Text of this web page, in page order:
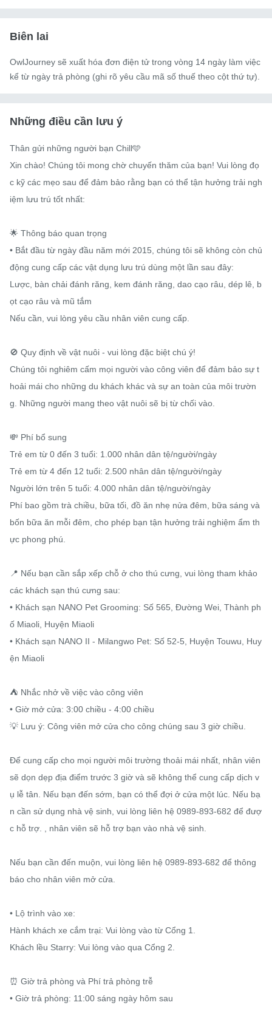
Biên lai
OwlJourney sẽ xuất hóa đơn điện tử trong vòng 14 ngày làm việc
kể từ ngày trả phòng (ghi rõ yêu cầu mã số thuế theo cột thứ tự).
Những điều cần lưu ý
Thân gửi những người bạn Chill🩵
Xin chào! Chúng tôi mong chờ chuyến thăm của bạn! Vui lòng đọ
c kỹ các mẹo sau để đảm bảo rằng bạn có thể tận hưởng trải ngh
iệm lưu trú tốt nhất:
🌟 Thông báo quan trọng
• Bắt đầu từ ngày đầu năm mới 2015, chúng tôi sẽ không còn chủ
động cung cấp các vật dụng lưu trú dùng một lần sau đây:
Lược, bàn chải đánh răng, kem đánh răng, dao cạo râu, dép lê, b
ọt cạo râu và mũ tắm
Nếu cần, vui lòng yêu cầu nhân viên cung cấp.
🚫 Quy định về vật nuôi - vui lòng đặc biệt chú ý!
Chúng tôi nghiêm cấm mọi người vào công viên để đảm bảo sự t
hoải mái cho những du khách khác và sự an toàn của môi trườn
g. Những người mang theo vật nuôi sẽ bị từ chối vào.
💸 Phí bổ sung
Trẻ em từ 0 đến 3 tuổi: 1.000 nhân dân tệ/người/ngày
Trẻ em từ 4 đến 12 tuổi: 2.500 nhân dân tệ/người/ngày
Người lớn trên 5 tuổi: 4.000 nhân dân tệ/người/ngày
Phí bao gồm trà chiều, bữa tối, đồ ăn nhẹ nửa đêm, bữa sáng và
bốn bữa ăn mỗi đêm, cho phép bạn tận hưởng trải nghiệm ẩm th
ực phong phú.
📍 Nếu bạn cần sắp xếp chỗ ở cho thú cưng, vui lòng tham khảo
các khách sạn thú cưng sau:
• Khách sạn NANO Pet Grooming: Số 565, Đường Wei, Thành ph
ố Miaoli, Huyện Miaoli
• Khách sạn NANO II - Milangwo Pet: Số 52-5, Huyện Touwu, Huy
ện Miaoli
⛺️ Nhắc nhở về việc vào công viên
• Giờ mở cửa: 3:00 chiều - 4:00 chiều
💡 Lưu ý: Công viên mở cửa cho công chúng sau 3 giờ chiều.
Để cung cấp cho mọi người môi trường thoải mái nhất, nhân viên
sẽ dọn dẹp địa điểm trước 3 giờ và sẽ không thể cung cấp dịch v
ụ lễ tân. Nếu bạn đến sớm, bạn có thể đợi ở cửa một lúc. Nếu bạ
n cần sử dụng nhà vệ sinh, vui lòng liên hệ 0989-893-682 để đượ
c hỗ trợ. , nhân viên sẽ hỗ trợ bạn vào nhà vệ sinh.
Nếu bạn cần đến muộn, vui lòng liên hệ 0989-893-682 để thông
báo cho nhân viên mở cửa.
• Lộ trình vào xe:
Hành khách xe cắm trại: Vui lòng vào từ Cổng 1.
Khách lều Starry: Vui lòng vào qua Cổng 2.
⏰ Giờ trả phòng và Phí trả phòng trễ
• Giờ trả phòng: 11:00 sáng ngày hôm sau